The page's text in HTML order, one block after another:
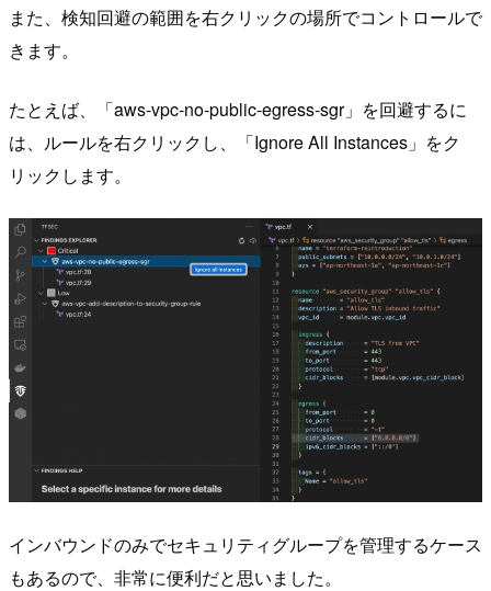
また、検知回避の範囲を右クリックの場所でコントロールで
きます。
たとえば、「aws-vpc-no-public-egress-sgr」を回避するに
は、ルールを右クリックし、「Ignore All Instances」をク
リックします。
インバウンドのみでセキュリティグループを管理するケース
もあるので、非常に便利だと思いました。